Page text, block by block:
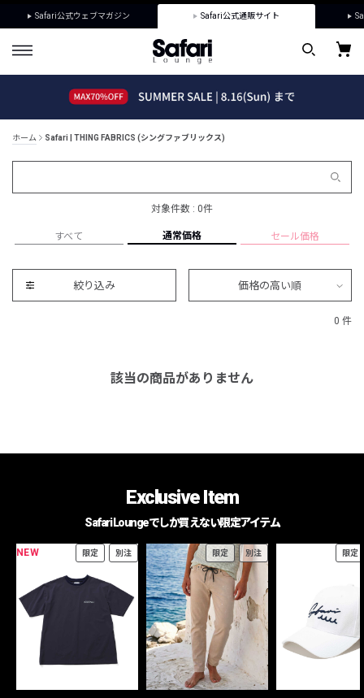
Safari公式ウェブマガジン Safari公式通販サイト
ホーム Safari | THING FABRICS (シングファブリックス)
対象件数 : 0件
すべて 通常価格 セール価格
絞り込み 価格の高い順
0 件
該当の商品がありません
Exclusive Item
Safari Loungeでしか買えない限定アイテム
NEW 限定 別注 限定 別注 限定